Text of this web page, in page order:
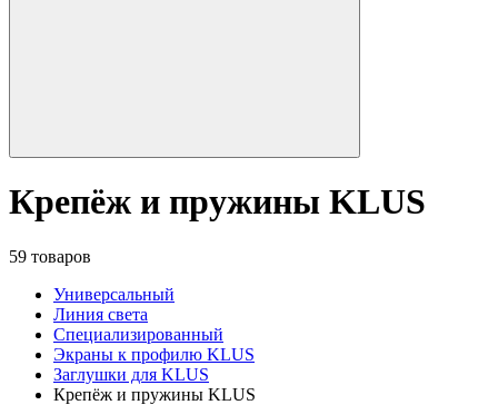
Крепёж и пружины KLUS
59 товаров
Универсальный
Линия света
Специализированный
Экраны к профилю KLUS
Заглушки для KLUS
Крепёж и пружины KLUS